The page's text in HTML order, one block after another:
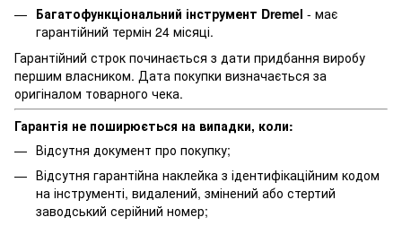
Багатофункціональний інструмент Dremel - має
гарантійний термін 24 місяці.
Гарантійний строк починається з дати придбання виробу
першим власником. Дата покупки визначається за
оригіналом товарного чека.
Гарантія не поширюється на випадки, коли:
Відсутня документ про покупку;
Відсутня гарантійна наклейка з ідентифікаційним кодом
на інструменті, видалений, змінений або стертий
заводський серійний номер;